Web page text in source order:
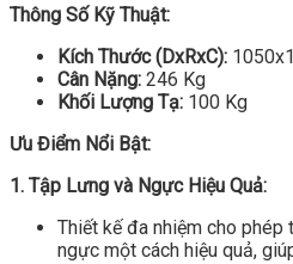
Thông Số Kỹ Thuật:
Kích Thước (DxRxC):
Cân Nặng: 246 Kg
Khối Lượng Tạ: 100 Kg
Ưu Điểm Nổi Bật:
1. Tập Lưng và Ngực Hiệu Quả:
Thiết kế đa nhiệm cho
ngực một cách hiệu quả,